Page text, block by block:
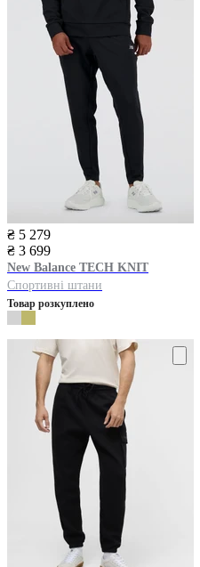
₴ 5 279
₴ 3 699
New Balance TECH KNIT
Спортивні штани
Товар розкуплено